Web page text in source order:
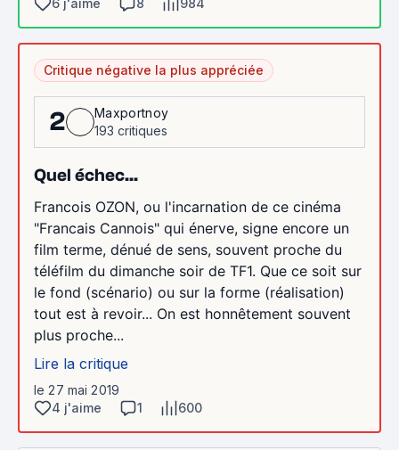
Critique négative la plus appréciée
2
Maxportnoy
193 critiques
Quel échec...
Francois OZON, ou l'incarnation de ce cinéma
"Francais Cannois" qui énerve, signe encore un
film terme, dénué de sens, souvent proche du
téléfilm du dimanche soir de TF1. Que ce soit sur
le fond (scénario) ou sur la forme (réalisation)
tout est à revoir... On est honnêtement souvent
plus proche...
Lire la critique
le 27 mai 2019
4 j'aime
1 600